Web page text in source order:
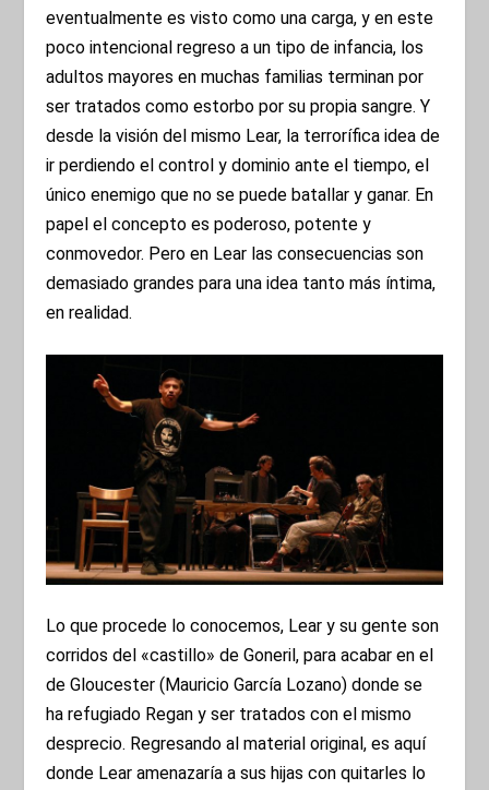
eventualmente es visto como una carga, y en este
poco intencional regreso a un tipo de infancia, los
adultos mayores en muchas familias terminan por
ser tratados como estorbo por su propia sangre. Y
desde la visión del mismo Lear, la terrorífica idea de
ir perdiendo el control y dominio ante el tiempo, el
único enemigo que no se puede batallar y ganar. En
papel el concepto es poderoso, potente y
conmovedor. Pero en Lear las consecuencias son
demasiado grandes para una idea tanto más íntima,
en realidad.
Lo que procede lo conocemos, Lear y su gente son
corridos del «castillo» de Goneril, para acabar en el
de Gloucester (Mauricio García Lozano) donde se
ha refugiado Regan y ser tratados con el mismo
desprecio. Regresando al material original, es aquí
donde Lear amenazaría a sus hijas con quitarles lo